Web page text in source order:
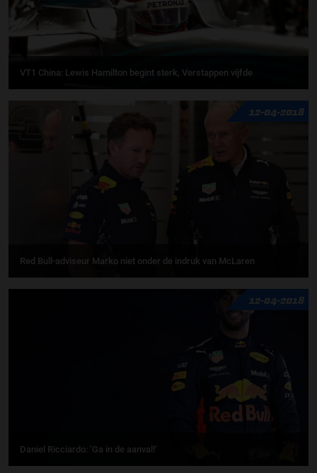
VT1 China: Lewis Hamilton begint sterk, Verstappen vijfde
12-04-2018
Red Bull-adviseur Marko niet onder de indruk van McLaren
12-04-2018
Daniel Ricciardo: ‘Ga in de aanval!’